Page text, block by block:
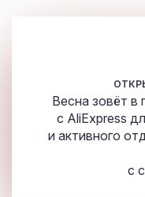
Весна зовёт в
с AliExpress
и активного
с